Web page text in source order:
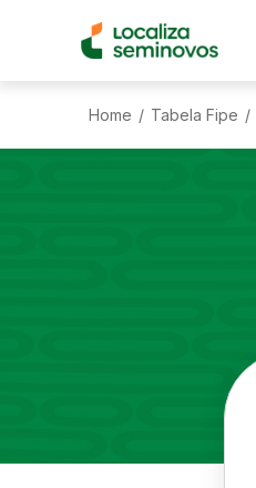
Home / Tabela Fipe /